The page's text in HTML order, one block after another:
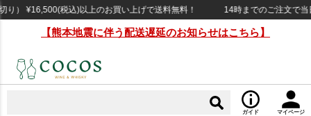
税込)以上のお買い上げで送料無料！ 14時までのご注文で当日出
【熊本地震に伴う配送遅延のお知らせはこちら】
ガイド マイページ